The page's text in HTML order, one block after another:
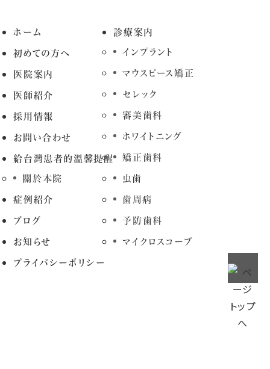
ホーム
初めての方へ
医院案内
医師紹介
採用情報
お問い合わせ
給台灣患者的溫馨提醒
關於本院
症例紹介
ブログ
お知らせ
プライバシーポリシー
診療案内
インプラント
マウスピース矯正
セレック
審美歯科
ホワイトニング
矯正歯科
虫歯
歯周病
予防歯科
マイクロスコープ